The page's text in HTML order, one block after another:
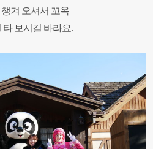
겨 오셔서 꼬옥
타 보시길 바라요.